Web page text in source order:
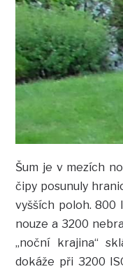
Šum je v mezích
čipy posunuly
vyšších poloh. 800
nouze a 3200
„noční krajina“
dokáže při 3200